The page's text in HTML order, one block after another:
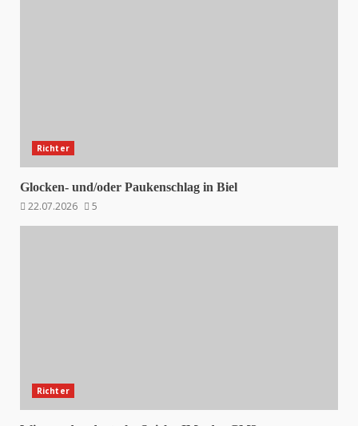
Richter
Glocken- und/oder Paukenschlag in Biel
22.07.2026
5
Richter